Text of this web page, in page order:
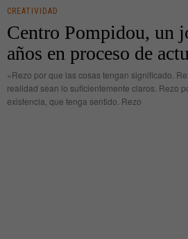
CREATIVIDAD
Centro Pompidou, un
años en proceso de
«Rezo por que las cosas tengan significado.
realidad sean lo suficientemente claros. Rezo
existencia, que tenga sentido. Rezo